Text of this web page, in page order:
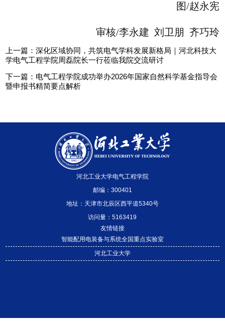
图/赵永宪
审核/李永建 刘卫朋 齐巧玲
上一篇：深化区域协同，共筑电气学科发展新格局｜河北科技大
学电气工程学院周磊院长一行莅临我院交流研讨
下一篇： 电气工程学院成功举办2026年国家自然科学基金指导会
暨申报书精简要点解析
河北工业大学电气工程学院
邮编：300401
地址：天津市北辰区西平道5340号
访问量：5163419
友情链接
智能配用电装备与系统全国重点实验室
河北工业大学